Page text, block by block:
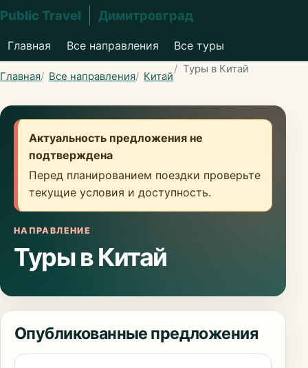
Public Travel Димитровград
Главная Все направления Все туры
Главная Все направления Китай
Туры в Китай
Актуальность предложения не
подтверждена
Перед планированием поездки проверьте
текущие условия и доступность.
НАПРАВЛЕНИЕ
Туры в Китай
Опубликованные предложения